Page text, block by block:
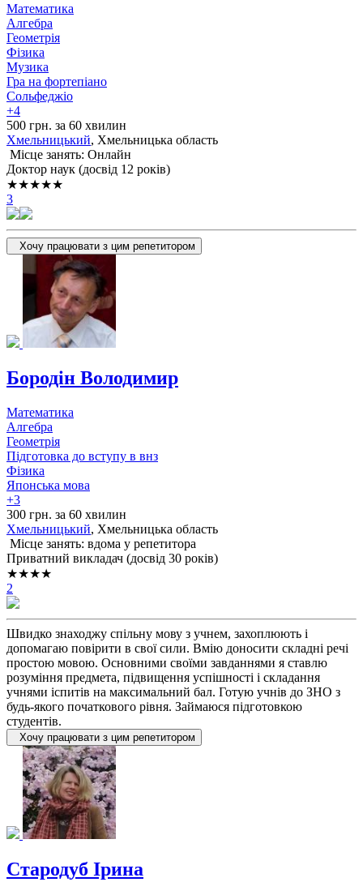
Математика
Алгебра
Геометрія
Фізика
Музика
Гра на фортепіано
Сольфеджіо
+4
500 грн. за 60 хвилин
Хмельницький, Хмельницька область
Місце занять: Онлайн
Доктор наук (досвід 12 років)
★★★★★
3
Хочу працювати з цим репетитором
Бородін Володимир
Математика
Алгебра
Геометрія
Підготовка до вступу в внз
Фізика
Японська мова
+3
300 грн. за 60 хвилин
Хмельницький, Хмельницька область
Місце занять: вдома у репетитора
Приватний викладач (досвід 30 років)
★★★★
2
Швидко знаходжу спільну мову з учнем, захоплюють і
допомагаю повірити в свої сили. Вмію доносити складні речі
простою мовою. Основними своїми завданнями я ставлю
розуміння предмета, підвищення успішності і складання
учнями іспитів на максимальний бал. Готую учнів до ЗНО з
будь-якого початкового рівня. Займаюся підготовкою
студентів.
Хочу працювати з цим репетитором
Стародуб Ірина